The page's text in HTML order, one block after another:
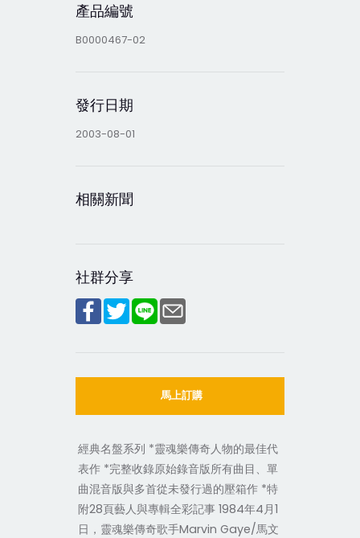
產品編號
B0000467-02
發行日期
2003-08-01
相關新聞
社群分享
馬上訂購
經典名盤系列 *靈魂樂傳奇人物的最佳代
表作 *完整收錄原始錄音版所有曲目、單
曲混音版與多首從未發行過的壓箱作 *特
附28頁藝人與專輯全彩記事 1984年4月1
日，靈魂樂傳奇歌手Marvin Gaye/馬文